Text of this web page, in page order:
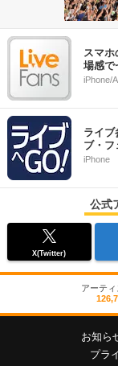
スマ
場感で
iPhone/
ライブ
ブ・フ
iPhone
公式
X(Twitter)
アーテ
お知ら
プラ